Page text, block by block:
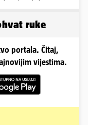
ruke
portala. Čitaj,
vijestima.